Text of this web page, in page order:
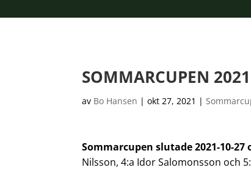
SOMMARCUPEN
av Bo Hansen |okt 27, 2021 |
Sommarcupen slutade 2021-10-
Nilsson, 4:a Idor Salomonsson och